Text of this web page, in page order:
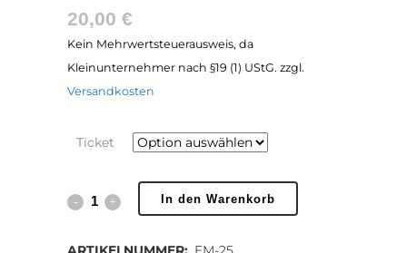
20,00 €
Kein Mehrwertsteuerausweis, da
Kleinunternehmer nach §19 (1) UStG. zzgl.
Versandkosten
Ticket
Erster In den Warenkorb